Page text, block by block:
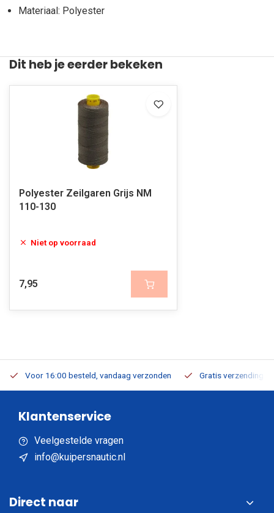
Materiaal: Polyester
Dit heb je eerder bekeken
Polyester Zeilgaren Grijs NM
110-130
Niet op voorraad
7,95
Voor 16:00 besteld, vandaag verzonden Gratis verzending
Klantenservice
Veelgestelde vragen
info@kuipersnautic.nl
Direct naar